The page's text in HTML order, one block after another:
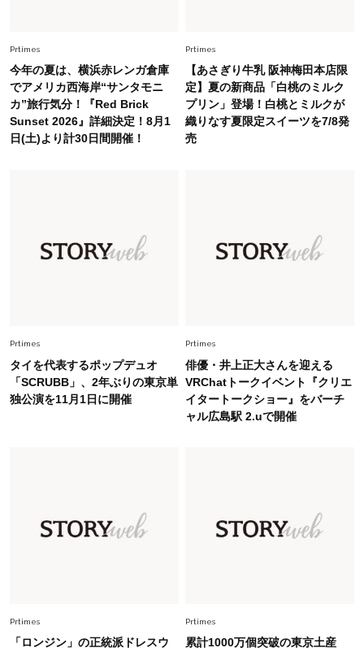
Lifestyle 2026.5.22
梅宮アンナさん 電撃婚から1年、家族の価値観
を育み中「理想の暮らしよりも今の心地よさを選
んだ」
Fashion 2026.7.16
40代の夏通勤はこれ１着！「きちんと感」も
「オシャレ」も整うトレンドトップス〈4選〉
2026.8.5
オシャレ40代の【ワンピ＆オールインワン】最
【40代のTシャツコーデ】超ビッグサイズ×きれ
いめハーフパンツでモードに昇華
Prtimes
今年の夏は、横浜赤レンガ倉庫
でアメリカ西海岸“サンタモニ
カ”旅行気分！『Red Brick
Sunset 2026』詳細決定！8月1
日(土)より計30日間開催！
Prtimes
【あさぎり牛乳 阪神梅田本店限
定】夏の新商品「白桃のミルク
プリン」登場！白桃とミルクが
織りなす夏限定スイーツを7/8発
売
Prtimes
タイを代表するポップデュオ
「SCRUBB」、2年ぶりの東京単
独公演を11月1日に開催
Prtimes
俳優・井上正大さんを迎える
VRChatトークイベント『クリエ
イタートークショー』をバーチ
ャル広島駅 2.uで開催
Prtimes
「ロンジン」の正統派ドレスウ
Prtimes
累計1000万個突破の東京土産